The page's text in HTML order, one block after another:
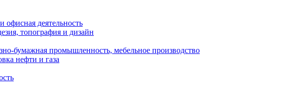
офисная деятельность
топография и дизайн
бумажная промышленность, мебельное производство
нефти и газа